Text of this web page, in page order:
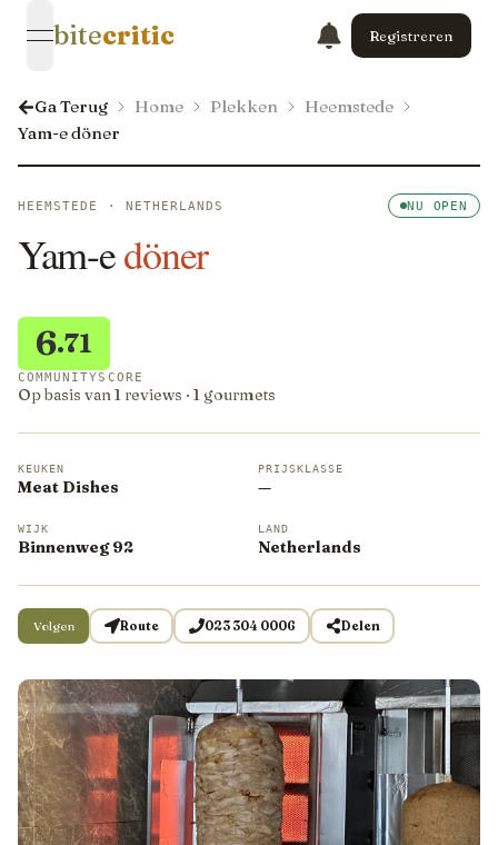
open navigation menu
bitecritic Registreren
Ga Terug Home Plekken
Heemstede
Yam-e döner
HEEMSTEDE · NETHERLANDS NU OPEN
Yam-edöner
6.71
COMMUNITYSCORE
Op basis van 1 reviews · 1 gourmets
KEUKEN
Meat Dishes
PRIJSKLASSE
—
WIJK
Binnenweg 92
LAND
Netherlands
Volgen Route 023 304 0006 Delen